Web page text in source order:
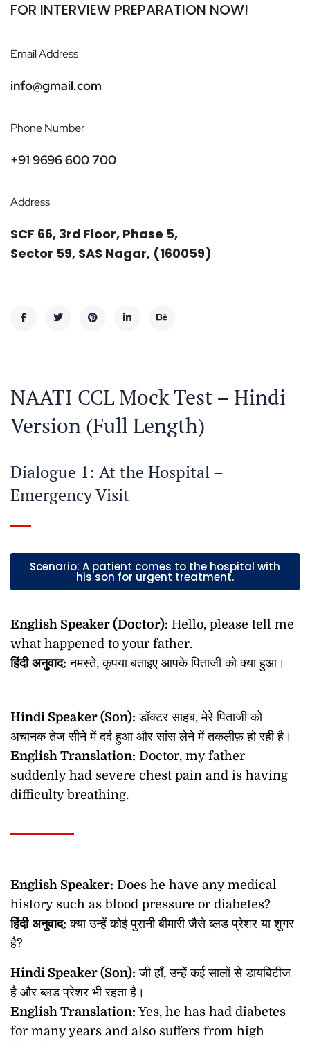
FOR INTERVIEW PREPARATION NOW!
Email Address
info@gmail.com
Phone Number
+91 9696 600 700
Address
SCF 66, 3rd Floor, Phase 5,
Sector 59, SAS Nagar, (160059)
NAATI CCL Mock Test – Hindi
Version (Full Length)
Dialogue 1: At the Hospital –
Emergency Visit
Scenario: A patient comes to the hospital with
his son for urgent treatment.
English Speaker (Doctor): Hello, please tell me
what happened to your father.
हिंदी अनुवाद: नमस्ते, कृपया बताइए आपके पिताजी को क्या हुआ।
Hindi Speaker (Son): डॉक्टर साहब, मेरे पिताजी को
अचानक तेज सीने में दर्द हुआ और सांस लेने में तकलीफ़ हो रही है।
English Translation: Doctor, my father
suddenly had severe chest pain and is having
difficulty breathing.
English Speaker: Does he have any medical
history such as blood pressure or diabetes?
हिंदी अनुवाद: क्या उन्हें कोई पुरानी बीमारी जैसे ब्लड प्रेशर या शुगर
है?
Hindi Speaker (Son): जी हाँ, उन्हें कई सालों से डायबिटीज
है और ब्लड प्रेशर भी रहता है।
English Translation: Yes, he has had diabetes
for many years and also suffers from high